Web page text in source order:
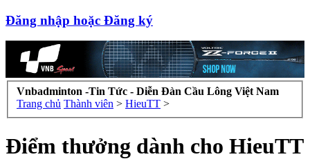
Đăng nhập hoặc Đăng ký
Vnbadminton -Tin Tức - Diễn Đàn Cầu Lông Việt Nam
Trang chủ Thành viên > HieuTT >
Điểm thưởng dành cho HieuTT